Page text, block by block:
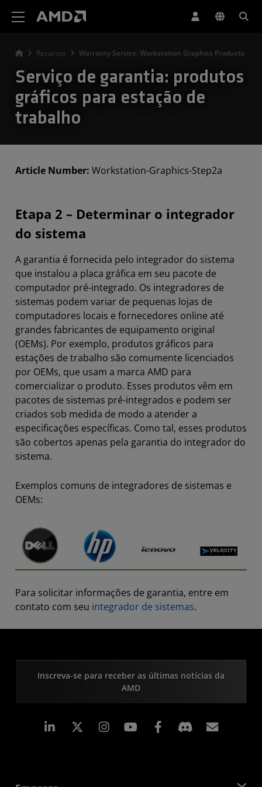
Recursos Warranty Service: Workstation Graphics Products
Serviço de garantia: produtos
gráficos para estação de
trabalho
Article Number: Workstation-Graphics-Step2a
Etapa 2 – Determinar o integrador
do sistema
A garantia é fornecida pelo integrador do sistema
que instalou a placa gráfica em seu pacote de
computador pré-integrado. Os integradores de
sistemas podem variar de pequenas lojas de
computadores locais e fornecedores online até
grandes fabricantes de equipamento original
(OEMs). Por exemplo, produtos gráficos para
estações de trabalho são comumente licenciados
por OEMs, que usam a marca AMD para
comercializar o produto. Esses produtos vêm em
pacotes de sistemas pré-integrados e podem ser
criados sob medida de modo a atender a
especificações específicas. Como tal, esses produtos
são cobertos apenas pela garantia do integrador do
sistema.
Exemplos comuns de integradores de sistemas e
OEMs:
Para solicitar informações de garantia, entre em
contato com seu integrador de sistemas.
Inscreva-se para receber as últimas notícias da
AMD
Linkedin Instagram Facebook